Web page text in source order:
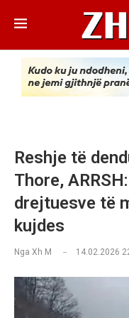
Reshje të
Thore,
drejtuesve të
kujdes
Nga Xh M 14.02.2026